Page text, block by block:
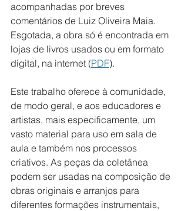
acompanhadas por breves
comentários de Luiz Oliveira Maia.
Esgotada, a obra só é encontrada em
lojas de livros usados ou em formato
digital, na internet (PDF).
Este trabalho oferece à comunidade,
de modo geral, e aos educadores e
artistas, mais especificamente, um
vasto material para uso em sala de
aula e também nos processos
criativos. As peças da coletânea
podem ser usadas na composição de
obras originais e arranjos para
diferentes formações instrumentais,